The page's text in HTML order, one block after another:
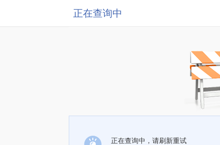
正在查询中
正在查询中，请刷新重试